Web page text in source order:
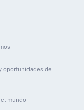
oportunidades de
mundo